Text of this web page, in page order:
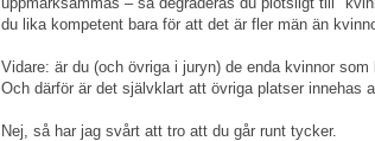
du lika kompetent bara för att det är fler män än
Vidare: är du (och övriga i juryn) de enda kvinnor
Och därför är det självklart att övriga platser innehas
Nej, så har jag svårt att tro att du går runt tycker.